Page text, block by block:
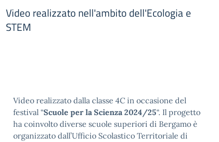
Video realizzato nell'ambito dell'Ecologia e
STEM
Video realizzato dalla classe 4C in occasione del
festival “Scuole per la Scienza 2024/25“. Il progetto
ha coinvolto diverse scuole superiori di Bergamo è
organizzato dall’Ufficio Scolastico Territoriale di